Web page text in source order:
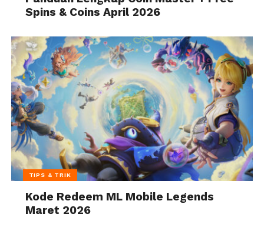
Spins & Coins April 2026
TIPS & TRIK
Kode Redeem ML Mobile Legends
Maret 2026